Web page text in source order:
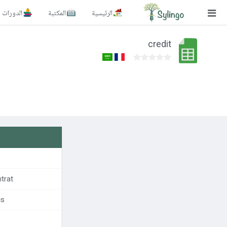
الرئيسية المكتبة الدورات
الصفحة الرئيسية
credit